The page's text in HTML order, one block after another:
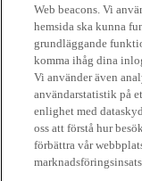
Web beacons. Vi
hemsida ska kunna
grundläggande
komma ihåg dina
Vi använder även
användarstatistik på
enlighet med
oss att förstå hur
förbättra vår